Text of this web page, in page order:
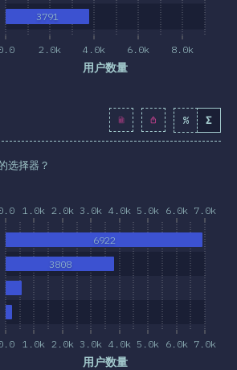
2.0k 4.0k 6.0k 8.0k
用户数量
3791
% Σ
选择器？
1.0k 2.0k 3.0k 4.0k 5.0k 6.0k 7.0k
1.0k 2.0k 3.0k 4.0k 5.0k 6.0k 7.0k
用户数量
3808
6922